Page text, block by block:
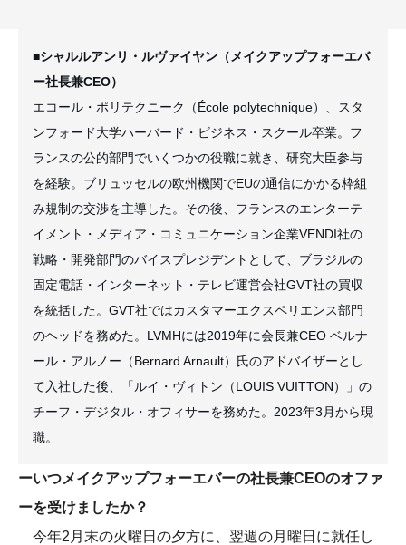
■シャルルアンリ・ルヴァイヤン（メイクアップフォーエバ
ー社長兼CEO）
エコール・ポリテクニーク（École polytechnique）、スタ
ンフォード大学ハーバード・ビジネス・スクール卒業。フ
ランスの公的部門でいくつかの役職に就き、研究大臣参与
を経験。ブリュッセルの欧州機関でEUの通信にかかる枠組
み規制の交渉を主導した。その後、フランスのエンターテ
イメント・メディア・コミュニケーション企業VENDI社の
戦略・開発部門のバイスプレジデントとして、ブラジルの
固定電話・インターネット・テレビ運営会社GVT社の買収
を統括した。GVT社ではカスタマーエクスペリエンス部門
のヘッドを務めた。LVMHには2019年に会長兼CEO ベルナ
ール・アルノー（Bernard Arnault）氏のアドバイザーとし
て入社した後、「ルイ・ヴィトン（LOUIS VUITTON）」の
チーフ・デジタル・オフィサーを務めた。2023年3月から現
職。
ーいつメイクアップフォーエバーの社長兼CEOのオファ
ーを受けましたか？
今年2月末の火曜日の夕方に、翌週の月曜日に就任し